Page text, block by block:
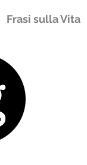
Frasi sulla Vita